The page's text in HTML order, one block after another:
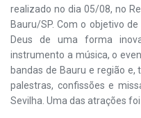
realizado no dia 05/08, no
Bauru/SP. Com o objetivo
Deus de uma forma
instrumento a música, o
bandas de Bauru e região
palestras, confissões e
Sevilha. Uma das atrações